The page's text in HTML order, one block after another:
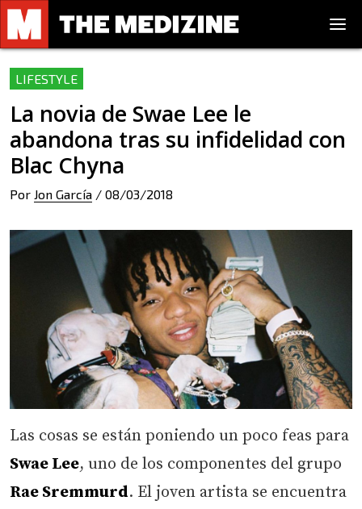
LIFESTYLE
La novia de Swae Lee le
abandona tras su infidelidad con
Blac Chyna
Por Jon García / 08/03/2018
Las cosas se están poniendo un poco feas para
Swae Lee, uno de los componentes del grupo
Rae Sremmurd. El joven artista se encuentra